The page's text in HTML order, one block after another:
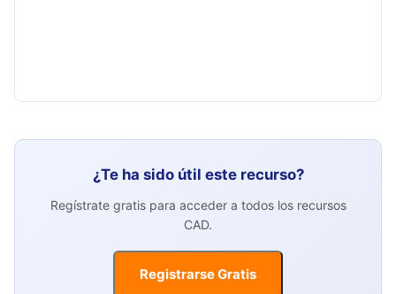
¿Te ha sido útil este recurso?
Regístrate gratis para acceder a todos los recursos
CAD.
Registrarse Gratis